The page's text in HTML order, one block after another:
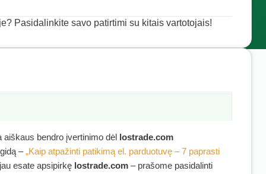
Pasidalinkite savo patirtimi su kitais vartotojais!
aiškaus bendro įvertinimo dėl lostrade.com
–„Kaip atpažinti patikimą el. parduotuvę – 7 paprasti
esate apsipirkę lostrade.com – prašome pasidalinti